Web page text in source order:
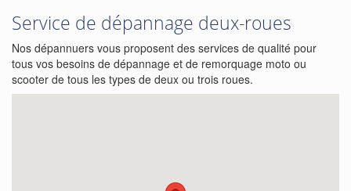
Service de dépannage deux-roues
Nos dépannuers vous proposent des services de qualité pour
tous vos besoins de dépannage et de remorquage moto ou
scooter de tous les types de deux ou trois roues.